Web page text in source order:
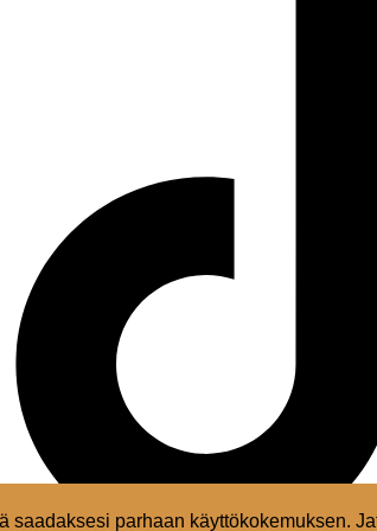
saadaksesi parhaan käyttökokemuksen.